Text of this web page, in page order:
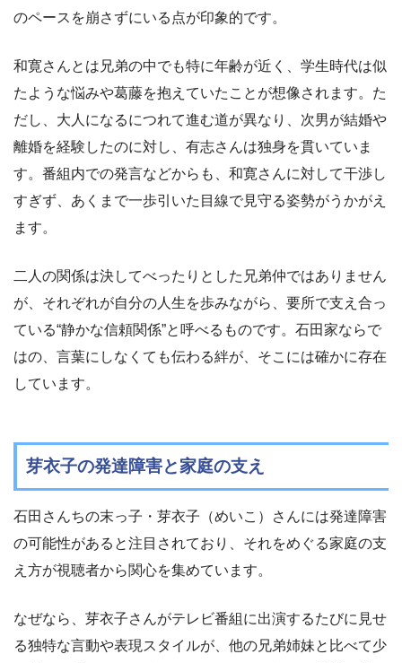
のペースを崩さずにいる点が印象的です。
和寛さんとは兄弟の中でも特に年齢が近く、学生時代は似
たような悩みや葛藤を抱えていたことが想像されます。た
だし、大人になるにつれて進む道が異なり、次男が結婚や
離婚を経験したのに対し、有志さんは独身を貫いていま
す。番組内での発言などからも、和寛さんに対して干渉し
すぎず、あくまで一歩引いた目線で見守る姿勢がうかがえ
ます。
二人の関係は決してべったりとした兄弟仲ではありません
が、それぞれが自分の人生を歩みながら、要所で支え合っ
ている“静かな信頼関係”と呼べるものです。石田家ならで
はの、言葉にしなくても伝わる絆が、そこには確かに存在
しています。
芽衣子の発達障害と家庭の支え
石田さんちの末っ子・芽衣子（めいこ）さんには発達障害
の可能性があると注目されており、それをめぐる家庭の支
え方が視聴者から関心を集めています。
なぜなら、芽衣子さんがテレビ番組に出演するたびに見せ
る独特な言動や表現スタイルが、他の兄弟姉妹と比べて少